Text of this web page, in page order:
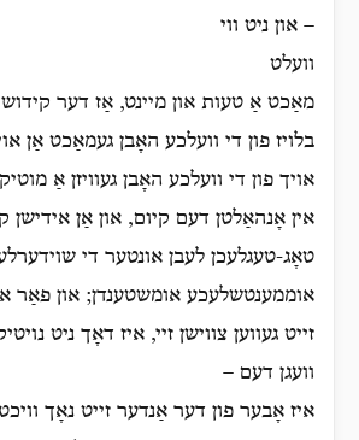
– און ניט ווי
וועלט
מאַכט אַ טעות און מיינט, אַז דער קידוש
בלויז פון די וועלכע האָבן געמאַכט אַן
אויך פון די וועלכע האָבן געוויזן אַ
אין אָנהאַלטן דעם קיום, און אַן אידישן
טאָג-טעגלעכן לעבן אונטער די
אוממענטשלעכע אומשטענדן; און פאַר
זייט געווען צווישן זיי, איז דאָך ניט
וועגן דעם –
איז אָבער פון דער אַנדער זייט נאָך